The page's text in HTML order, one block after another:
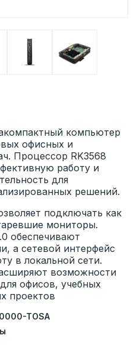
компьютер
офисных и
Процессор RK3568
работу и
для
решений.
подключать как
мониторы.
обеспечивают
а сетевой интерфейс
в локальной сети.
возможности
офисов, учебных
проектов
TOSA